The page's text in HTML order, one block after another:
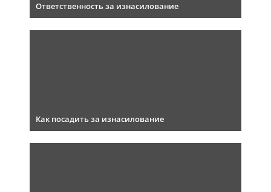
Ответственность за изнасилование
Как посадить за изнасилование